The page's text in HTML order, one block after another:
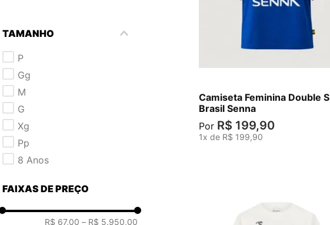
TAMANHO
p
gg
m
g
xg
pp
8 anos
6 anos
12 anos
FAIXAS DE PREÇO
R$ 67,00 – R$ 5.950,00
Camiseta Feminina Double S
Brasil Senna
Por R$ 199,90
1x de R$ 199,90